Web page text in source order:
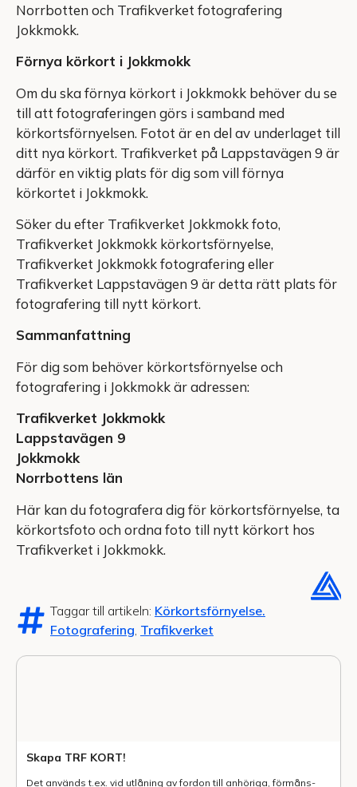
Norrbotten och Trafikverket fotografering
Jokkmokk.
Förnya körkort i Jokkmokk
Om du ska förnya körkort i Jokkmokk behöver du se
till att fotograferingen görs i samband med
körkortsförnyelsen. Fotot är en del av underlaget till
ditt nya körkort. Trafikverket på Lappstavägen 9 är
därför en viktig plats för dig som vill förnya
körkortet i Jokkmokk.
Söker du efter Trafikverket Jokkmokk foto,
Trafikverket Jokkmokk körkortsförnyelse,
Trafikverket Jokkmokk fotografering eller
Trafikverket Lappstavägen 9 är detta rätt plats för
fotografering till nytt körkort.
Sammanfattning
För dig som behöver körkortsförnyelse och
fotografering i Jokkmokk är adressen:
Trafikverket Jokkmokk
Lappstavägen 9
Jokkmokk
Norrbottens län
Här kan du fotografera dig för körkortsförnyelse, ta
körkortsfoto och ordna foto till nytt körkort hos
Trafikverket i Jokkmokk.
Taggar till artikeln: Körkortsförnyelse.
Fotografering, Trafikverket
Skapa TRF KORT!
Det används t.ex. vid utlåning av fordon till anhöriga, förmåns-